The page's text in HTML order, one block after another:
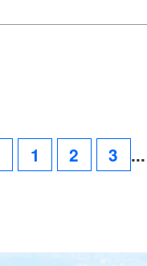
1 2 3 ...